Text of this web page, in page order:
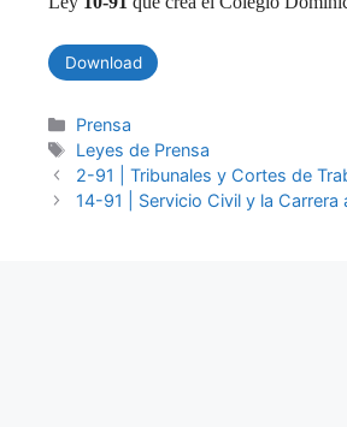
Download
Categories
Prensa
Tags
Leyes de Prensa
2-91 | Tribunales y Cortes de
14-91 | Servicio Civil y la Carrera